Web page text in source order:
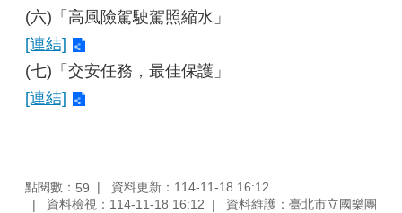
(六)「高風險駕駛駕照縮水」
[連結]
(七)「交安任務，最佳保護」
[連結]
點閱數： 59
資料更新：114-11-18 16:12
資料檢視：114-11-18 16:12
資料維護：臺北市立國樂團